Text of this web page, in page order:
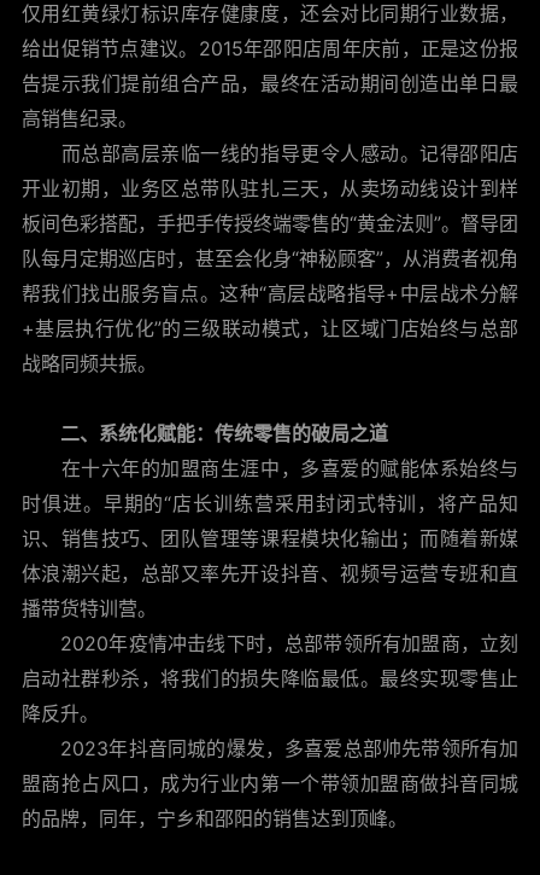
仅用红黄绿灯标识库存健康度，还会对比同期行业数据，
给出促销节点建议。2015年邵阳店周年庆前，正是这份报
告提示我们提前组合产品，最终在活动期间创造出单日最
高销售纪录。
而总部高层亲临一线的指导更令人感动。记得邵阳店
开业初期，业务区总带队驻扎三天，从卖场动线设计到样
板间色彩搭配，手把手传授终端零售的“黄金法则”。督导团
队每月定期巡店时，甚至会化身“神秘顾客”，从消费者视角
帮我们找出服务盲点。这种“高层战略指导+中层战术分解
+基层执行优化”的三级联动模式，让区域门店始终与总部
战略同频共振。
二、系统化赋能：传统零售的破局之道
在十六年的加盟商生涯中，多喜爱的赋能体系始终与
时俱进。早期的“店长训练营采用封闭式特训，将产品知
识、销售技巧、团队管理等课程模块化输出；而随着新媒
体浪潮兴起，总部又率先开设抖音、视频号运营专班和直
播带货特训营。
2020年疫情冲击线下时，总部带领所有加盟商，立刻
启动社群秒杀，将我们的损失降临最低。最终实现零售止
降反升。
2023年抖音同城的爆发，多喜爱总部帅先带领所有加
盟商抢占风口，成为行业内第一个带领加盟商做抖音同城
的品牌，同年，宁乡和邵阳的销售达到顶峰。